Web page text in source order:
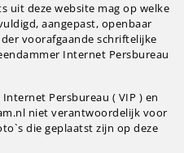
uit deze website mag op welke
aangepast, openbaar
voorafgaande schriftelijke
Internet Persbureau
Persbureau ( VIP ) en
niet verantwoordelijk voor
die geplaatst zijn op deze